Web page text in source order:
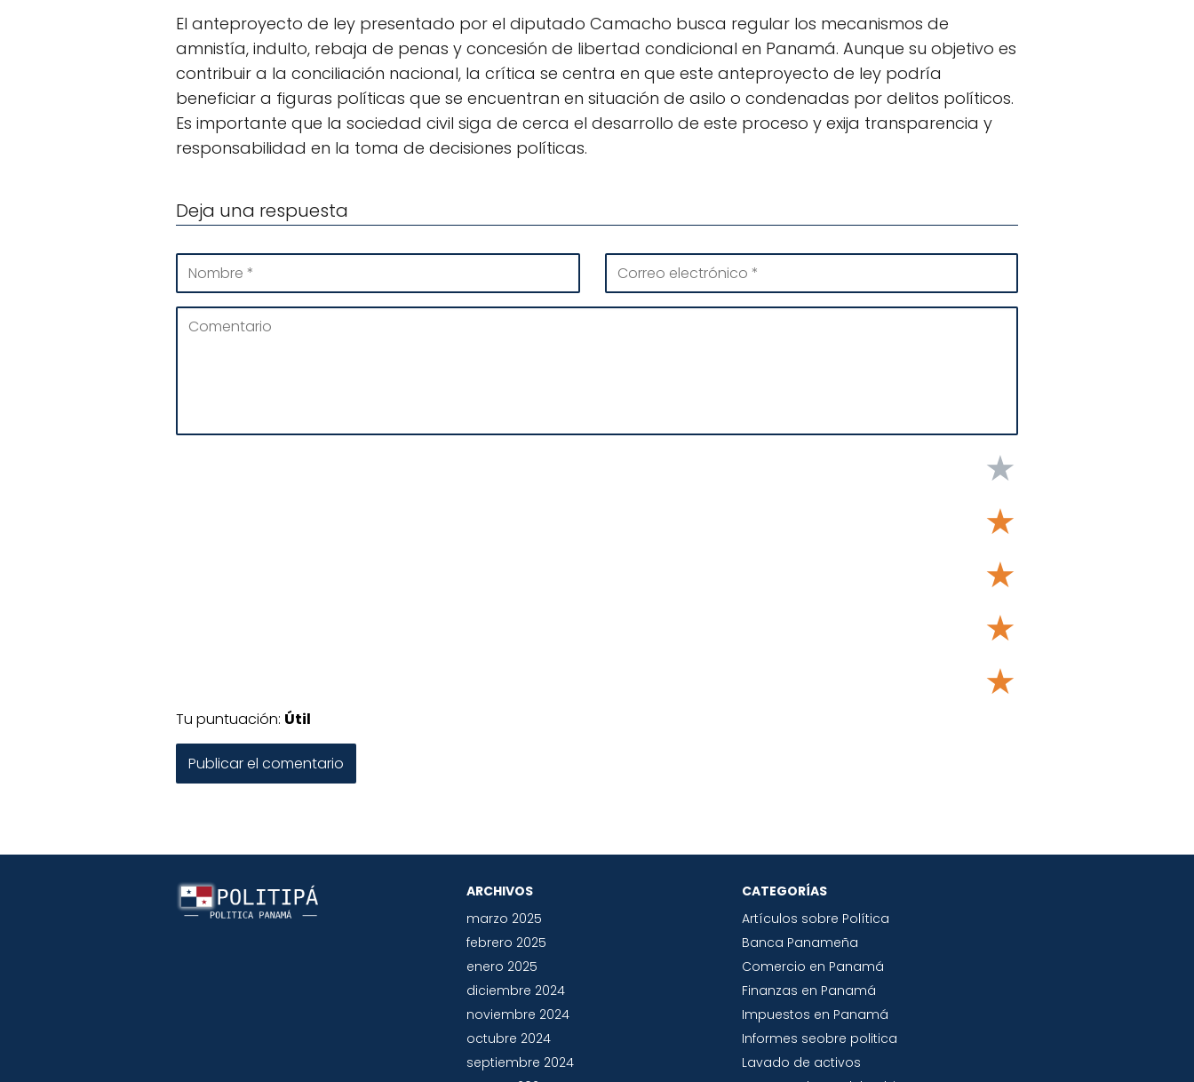
El anteproyecto de ley presentado por el diputado Camacho busca regular los mecanismos de
amnistía, indulto, rebaja de penas y concesión de libertad condicional en Panamá. Aunque su objetivo es
contribuir a la conciliación nacional, la crítica se centra en que este anteproyecto de ley podría
beneficiar a figuras políticas que se encuentran en situación de asilo o condenadas por delitos políticos.
Es importante que la sociedad civil siga de cerca el desarrollo de este proceso y exija transparencia y
responsabilidad en la toma de decisiones políticas.
Deja una respuesta
★
★
★
★
★
Tu puntuación: Útil
ARCHIVOS
marzo 2025
febrero 2025
enero 2025
diciembre 2024
noviembre 2024
octubre 2024
septiembre 2024
CATEGORÍAS
Artículos sobre Política
Banca Panameña
Comercio en Panamá
Finanzas en Panamá
Impuestos en Panamá
Informes seobre politica
Lavado de activos